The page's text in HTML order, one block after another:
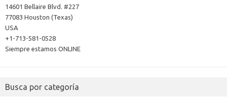
14601 Bellaire Blvd. #227
77083 Houston (Texas)
USA
+1-713-581-0528
Siempre estamos ONLINE
Busca por categoría